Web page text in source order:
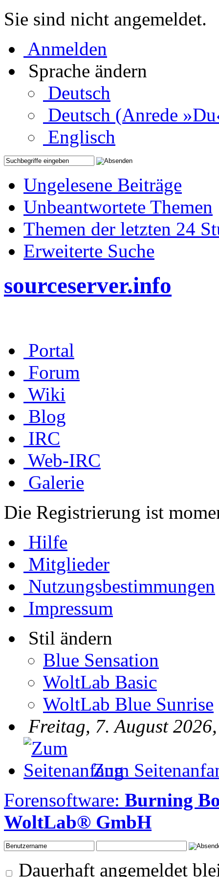
Sie sind nicht angemeldet.
Anmelden
Sprache ändern
Deutsch
Deutsch (Anrede
Englisch
Ungelesene Beiträge
Unbeantwortete Themen
Themen der letzten 24
Erweiterte Suche
sourceserver.info
Portal
Forum
Wiki
Blog
IRC
Web-IRC
Galerie
Die Registrierung ist
Hilfe
Mitglieder
Nutzungsbestimmungen
Impressum
Stil ändern
Blue Sensation
WoltLab Basic
WoltLab Blue Sunrise
Freitag, 7. August
Zum
Forensoftware: Burning
WoltLab® GmbH
Dauerhaft angemeldet